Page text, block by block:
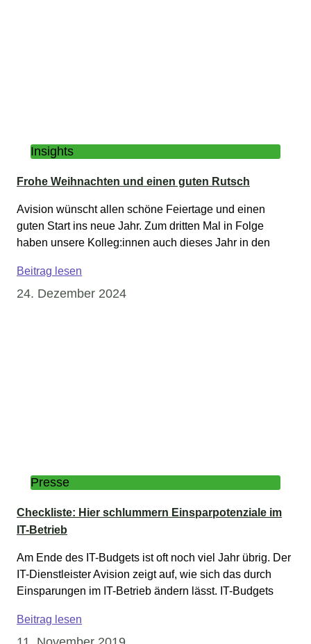
Insights
Frohe Weihnachten und einen guten Rutsch
Avision wünscht allen schöne Feiertage und einen
guten Start ins neue Jahr. Zum dritten Mal in Folge
haben unsere Kolleg:innen auch dieses Jahr in den
Beitrag lesen
24. Dezember 2024
Presse
Checkliste: Hier schlummern Einsparpotenziale im
IT-Betrieb
Am Ende des IT-Budgets ist oft noch viel Jahr übrig. Der
IT-Dienstleister Avision zeigt auf, wie sich das durch
Einsparungen im IT-Betrieb ändern lässt. IT-Budgets
Beitrag lesen